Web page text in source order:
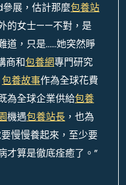
參展，估計那麼包養站
的女士——不對，是
道，只是……她突然睜
商和包養網專門研究
包養故事作為全球花費
為全球企業供給包養
機遇包養站長 ，也為
慢慢養起來，至少要
才算是徹底痊癒了。”